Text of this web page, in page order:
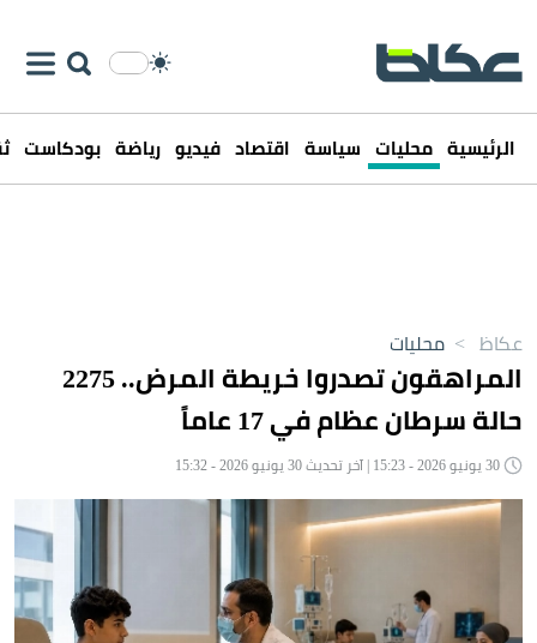
الرئيسية محليات سياسة اقتصاد فيديو رياضة بودكاست
عكاظ > محليات
المراهقون تصدروا خريطة المرض.. 2275
حالة سرطان عظام في 17 عاماً